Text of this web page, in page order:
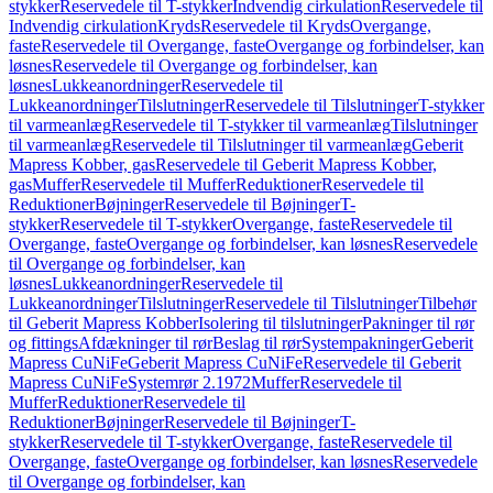
stykkerReservedele til T-stykkerIndvendig cirkulationReservedele til
Indvendig cirkulationKrydsReservedele til KrydsOvergange,
fasteReservedele til Overgange, fasteOvergange og forbindelser, kan
løsnesReservedele til Overgange og forbindelser, kan
løsnesLukkeanordningerReservedele til
LukkeanordningerTilslutningerReservedele til TilslutningerT-stykker
til varmeanlægReservedele til T-stykker til varmeanlægTilslutninger
til varmeanlægReservedele til Tilslutninger til varmeanlægGeberit
Mapress Kobber, gasReservedele til Geberit Mapress Kobber,
gasMufferReservedele til MufferReduktionerReservedele til
ReduktionerBøjningerReservedele til BøjningerT-
stykkerReservedele til T-stykkerOvergange, fasteReservedele til
Overgange, fasteOvergange og forbindelser, kan løsnesReservedele
til Overgange og forbindelser, kan
løsnesLukkeanordningerReservedele til
LukkeanordningerTilslutningerReservedele til TilslutningerTilbehør
til Geberit Mapress KobberIsolering til tilslutningerPakninger til rør
og fittingsAfdækninger til rørBeslag til rørSystempakningerGeberit
Mapress CuNiFeGeberit Mapress CuNiFeReservedele til Geberit
Mapress CuNiFeSystemrør 2.1972MufferReservedele til
MufferReduktionerReservedele til
ReduktionerBøjningerReservedele til BøjningerT-
stykkerReservedele til T-stykkerOvergange, fasteReservedele til
Overgange, fasteOvergange og forbindelser, kan løsnesReservedele
til Overgange og forbindelser, kan